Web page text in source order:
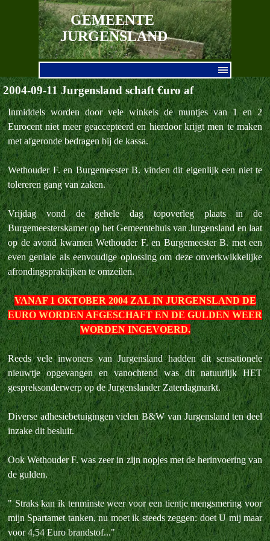
Ga naar de inhoud
GEMEENTE
JURGENSLAND
2004-09-11 Jurgensland schaft €uro af
Inmiddels worden door vele winkels de muntjes van 1 en 2
Eurocent niet meer geaccepteerd en hierdoor krijgt men te maken
met afgeronde bedragen bij de kassa.
Wethouder F. en Burgemeester B. vinden dit eigenlijk een niet te
tolereren gang van zaken.
Vrijdag vond de gehele dag topoverleg plaats in de
Burgemeesterskamer op het Gemeentehuis van Jurgensland en laat
op de avond kwamen Wethouder F. en Burgemeester B. met een
even geniale als eenvoudige oplossing om deze onverkwikkelijke
afrondingspraktijken te omzeilen.
VANAF 1 OKTOBER 2004 ZAL IN JURGENSLAND DE
EURO WORDEN AFGESCHAFT EN DE GULDEN WEER
WORDEN INGEVOERD.
Reeds vele inwoners van Jurgensland hadden dit sensationele
nieuwtje opgevangen en vanochtend was dit natuurlijk HET
gespreksonderwerp op de Jurgenslander Zaterdagmarkt.
Diverse adhesiebetuigingen vielen B&W van Jurgensland ten deel
inzake dit besluit.
Ook Wethouder F. was zeer in zijn nopjes met de herinvoering van
de gulden.
" Straks kan ik tenminste weer voor een tientje mengsmering voor
mijn Spartamet tanken, nu moet ik steeds zeggen: doet U mij maar
voor 4,54 Euro brandstof..."